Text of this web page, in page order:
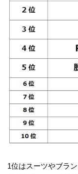
1位はスーツやブラ